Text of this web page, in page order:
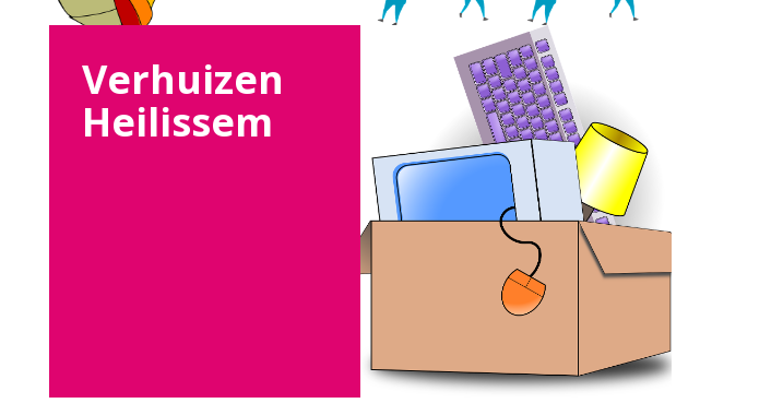
Verhuizen
Heilissem